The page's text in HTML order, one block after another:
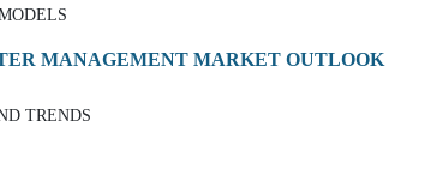
MANAGEMENT MARKET OUTLOOK
TRENDS